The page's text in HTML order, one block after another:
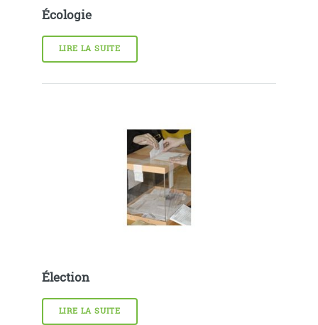
Écologie
LIRE LA SUITE
Élection
LIRE LA SUITE